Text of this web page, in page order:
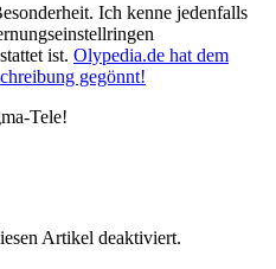
Ich kenne jedenfalls
ist. Olypedia.de hat dem
gegönnt!
Tele!
Artikel deaktiviert.